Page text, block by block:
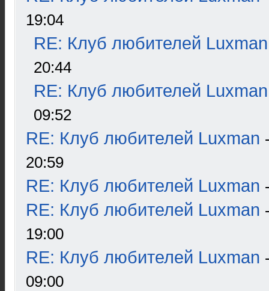
19:04
RE: Клуб любителей Luxman
20:44
RE: Клуб любителей Luxman
09:52
RE: Клуб любителей Luxman
20:59
RE: Клуб любителей Luxman
RE: Клуб любителей Luxman
19:00
RE: Клуб любителей Luxman
09:00